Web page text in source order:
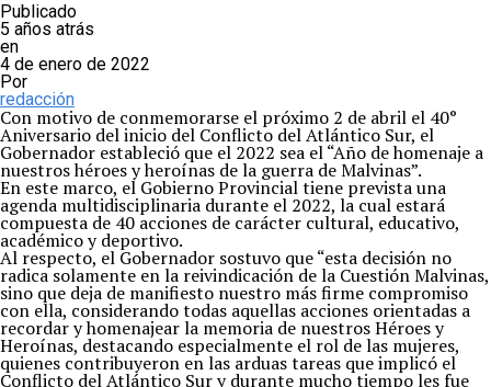
Publicado
5 años atrás
en
4 de enero de 2022
Por
redacción
Con motivo de conmemorarse el próximo 2 de abril el 40°
Aniversario del inicio del Conflicto del Atlántico Sur, el
Gobernador estableció que el 2022 sea el “Año de homenaje a
nuestros héroes y heroínas de la guerra de Malvinas”.
En este marco, el Gobierno Provincial tiene prevista una
agenda multidisciplinaria durante el 2022, la cual estará
compuesta de 40 acciones de carácter cultural, educativo,
académico y deportivo.
Al respecto, el Gobernador sostuvo que “esta decisión no
radica solamente en la reivindicación de la Cuestión Malvinas,
sino que deja de manifiesto nuestro más firme compromiso
con ella, considerando todas aquellas acciones orientadas a
recordar y homenajear la memoria de nuestros Héroes y
Heroínas, destacando especialmente el rol de las mujeres,
quienes contribuyeron en las arduas tareas que implicó el
Conflicto del Atlántico Sur y durante mucho tiempo les fue